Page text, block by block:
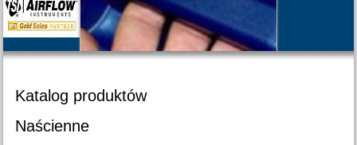
Katalog produktów
Naścienne